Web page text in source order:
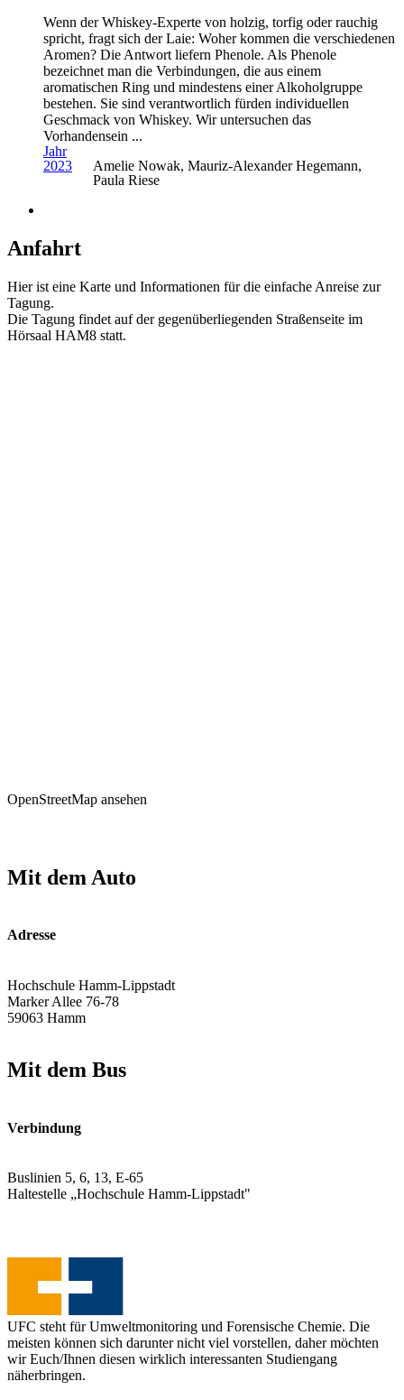
Wenn der Whiskey-Experte von holzig, torfig oder rauchig
spricht, fragt sich der Laie: Woher kommen die verschiedenen
Aromen? Die Antwort liefern Phenole. Als Phenole
bezeichnet man die Verbindungen, die aus einem
aromatischen Ring und mindestens einer Alkoholgruppe
bestehen. Sie sind verantwortlich fürden individuellen
Geschmack von Whiskey. Wir untersuchen das
Vorhandensein ...
Jahr
2023
Amelie Nowak, Mauriz-Alexander Hegemann,
Paula Riese
Anfahrt
Hier ist eine Karte und Informationen für die einfache Anreise zur
Tagung.
Die Tagung findet auf der gegenüberliegenden Straßenseite im
Hörsaal HAM8 statt.
OpenStreetMap ansehen
Mit dem Auto
Adresse
Hochschule Hamm-Lippstadt
Marker Allee 76-78
59063 Hamm
Mit dem Bus
Verbindung
Buslinien 5, 6, 13, E-65
Haltestelle „Hochschule Hamm-Lippstadt"
UFC steht für Umweltmonitoring und Forensische Chemie. Die
meisten können sich darunter nicht viel vorstellen, daher möchten
wir Euch/Ihnen diesen wirklich interessanten Studiengang
näherbringen.